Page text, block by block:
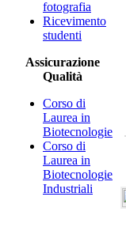
fotografia
Ricevimento
studenti
Assicurazione
Qualità
Corso di
Laurea in
Biotecnologie
Corso di
Laurea in
Biotecnologie
Industriali